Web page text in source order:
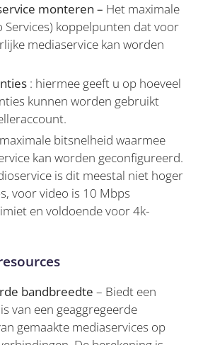
monteren – Het maximale
Services) koppelpunten dat voor
mediaservice kan worden
: hiermee geeft u op hoeveel
kunnen worden gebruikt
bitsnelheid waarmee
kan worden geconfigureerd.
is dit meestal niet hoger
voor video is 10 Mbps
en voldoende voor 4k-
bandbreedte – Biedt een
van een geaggregeerde
gemaakte mediaservices op